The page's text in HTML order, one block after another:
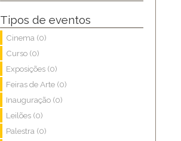
Tipos de eventos
Cinema (0)
Curso (0)
Exposições (0)
Feiras de Arte (0)
Inauguração (0)
Leilões (0)
Palestra (0)